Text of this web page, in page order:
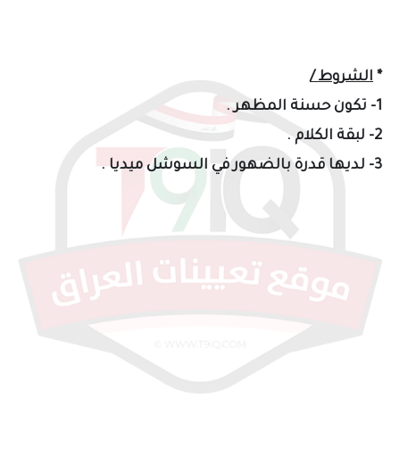
* الشروط /
1- تكون حسنة المظهر .
2- لبقة الكلام .
3- لديها قدرة بالضهور في السوشل ميديا .